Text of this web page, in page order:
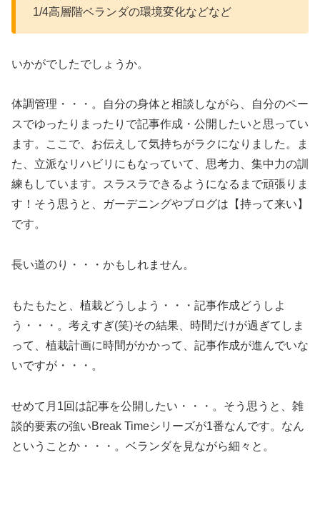
1/4高層階ベランダの環境変化などなど
いかがでしたでしょうか。
体調管理・・・。自分の身体と相談しながら、自分のペー
スでゆったりまったりで記事作成・公開したいと思ってい
ます。ここで、お伝えして気持ちがラクになりました。ま
た、立派なリハビリにもなっていて、思考力、集中力の訓
練もしています。スラスラできるようになるまで頑張りま
す！そう思うと、ガーデニングやブログは【持って来い】
です。
長い道のり・・・かもしれません。
もたもたと、 植栽どうしよう・・・記事作成どうしよ
う・・・。考えすぎ(笑)その結果、時間だけが過ぎてしま
って、植栽計画に時間がかかって、記事作成が進んでいな
いですが・・・。
せめて月1回は記事を公開したい・・・。そう思うと、雑
談的要素の強いBreak Timeシリーズが1番なんです。なん
ということか・・・。ベランダを見ながら細々と。